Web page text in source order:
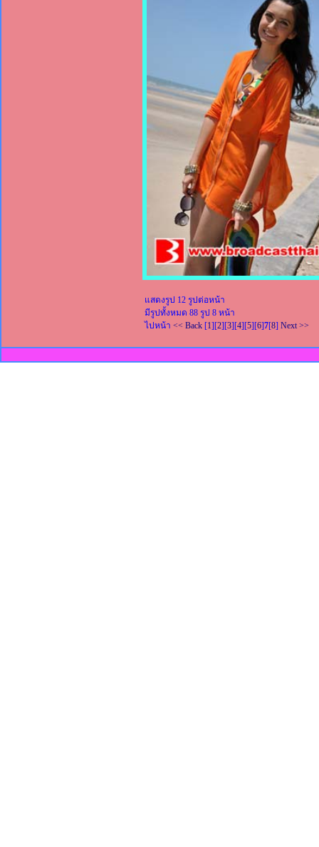
แสดงรูป 12 รูปต่อหน้า
มีรูปทั้งหมด 88 รูป 8 หน้า
ไปหน้า << Back [1][2][3][4][5][6]7[8] Next >>